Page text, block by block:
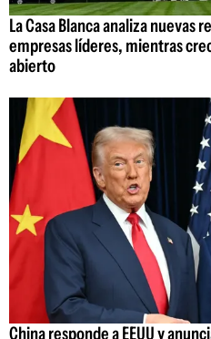
La Casa Blanca analiza nuevas
empresas líderes, mientras
abierto
China responde a EEUU y